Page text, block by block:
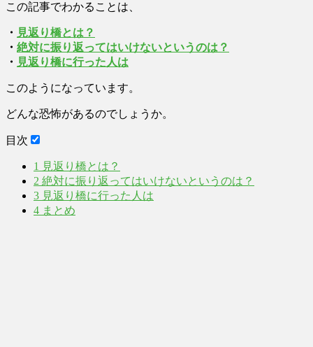
この記事でわかることは、
・ 見返り橋とは？
・ 絶対に振り返ってはいけないというのは？
・ 見返り橋に行った人は
このようになっています。
どんな恐怖があるのでしょうか。
目次
1 見返り橋とは？
2 絶対に振り返ってはいけないというのは？
3 見返り橋に行った人は
4 まとめ